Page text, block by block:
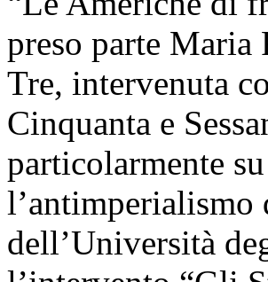
preso parte
Tre, intervenuta
Cinquanta e
particolarmente
l’antimperialismo
dell’Università